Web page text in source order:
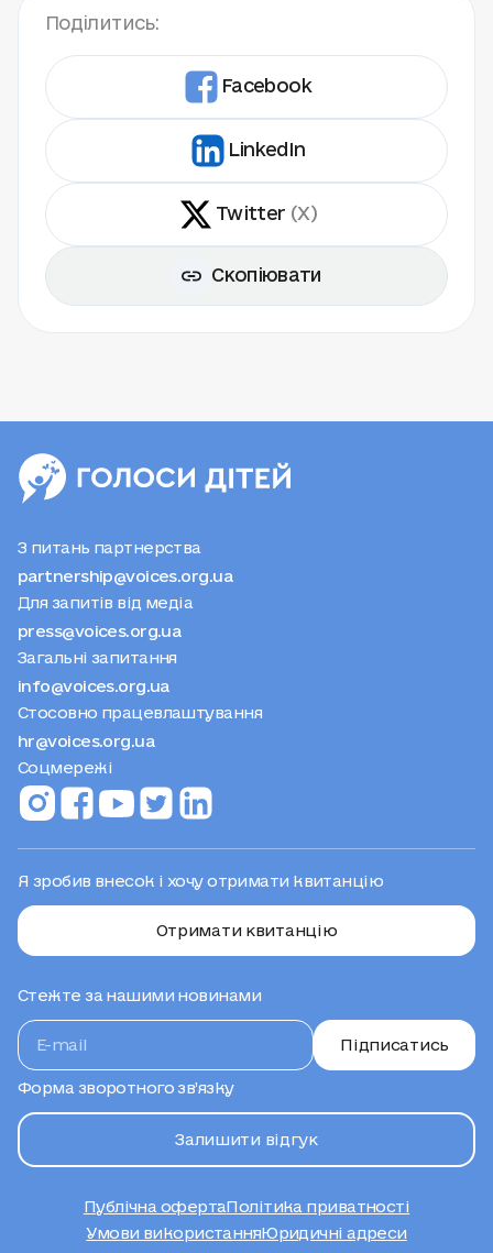
Поділитись:
Facebook
LinkedIn
Twitter (X)
Скопіювати
З питань партнерства
partnership@voices.org.ua
Для запитів від медіа
press@voices.org.ua
Загальні запитання
info@voices.org.ua
Стосовно працевлаштування
hr@voices.org.ua
Соцмережі
Я зробив внесок і хочу отримати квитанцію
Отримати квитанцію
Стежте за нашими новинами
Підписатись
Форма зворотного зв’язку
Залишити відгук
Публічна офертаПолітика приватності
Умови використанняЮридичні адреси